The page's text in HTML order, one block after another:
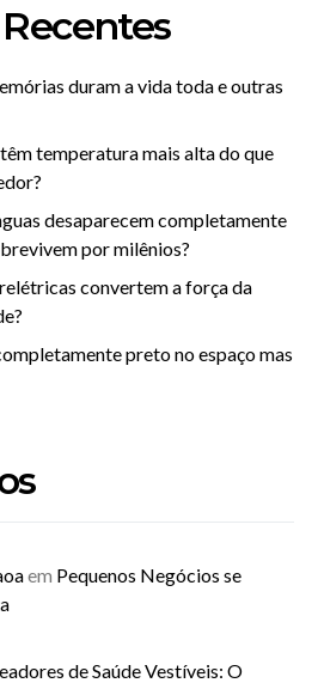
duram a vida toda e outras
temperatura mais alta do que
desaparecem completamente
por milênios?
convertem a força da
preto no espaço mas
em Pequenos Negócios se
de Saúde Vestíveis: O